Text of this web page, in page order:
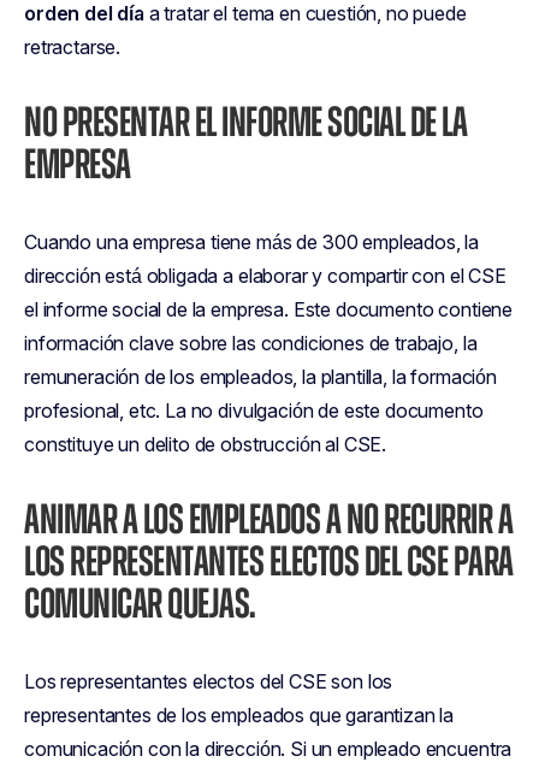
orden del día a tratar el tema en cuestión, no puede
retractarse.
NO PRESENTAR EL INFORME SOCIAL DE LA
EMPRESA
Cuando una empresa tiene más de 300 empleados, la
dirección está obligada a elaborar y compartir con el CSE
el informe social de la empresa. Este documento contiene
información clave sobre las condiciones de trabajo, la
remuneración de los empleados, la plantilla, la formación
profesional, etc. La no divulgación de este documento
constituye un delito de obstrucción al CSE.
ANIMAR A LOS EMPLEADOS A NO RECURRIR A
LOS REPRESENTANTES ELECTOS DEL CSE PARA
COMUNICAR QUEJAS.
Los representantes electos del CSE son los
representantes de los empleados que garantizan la
comunicación con la dirección. Si un empleado encuentra